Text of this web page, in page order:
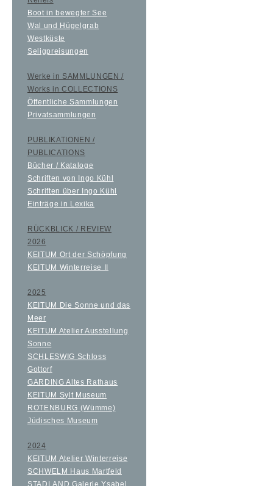
Boot in bewegter See
Wal und Hügelgrab
Westküste
Seligpreisungen
Werke in SAMMLUNGEN /
Works in COLLECTIONS
Öffentliche Sammlungen
Privatsammlungen
PUBLIKATIONEN /
PUBLICATIONS
Bücher / Kataloge
Schriften von Ingo Kühl
Schriften über Ingo Kühl
Einträge in Lexika
RÜCKBLICK / REVIEW
2026
KEITUM Ort der Schöpfung
KEITUM Winterreise II
2025
KEITUM Die Sonne und das
Meer
KEITUM Atelier Ausstellung
Sonne
SCHLESWIG Schloss
Gottorf
GARDING Altes Rathaus
KEITUM Sylt Museum
ROTENBURG (Wümme)
Jüdisches Museum
2024
KEITUM Atelier Winterreise
SCHWELM Haus Martfeld
STADLAND Galerie Ysabel